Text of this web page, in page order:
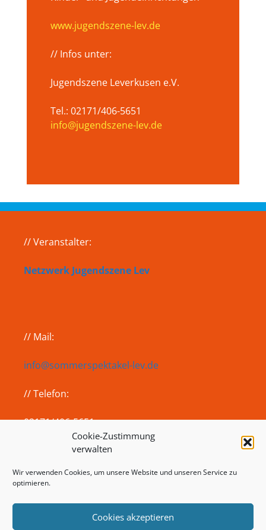
Cookie-Zustimmung
verwalten
Wir verwenden Cookies, um unsere Website und unseren Service zu
optimieren.
Cookies akzeptieren
www.jugendszene-lev.de
// Infos unter:
Jugendszene Leverkusen e.V.
Tel.: 02171/406-5651
info@jugendszene-lev.de
// Veranstalter:
Netzwerk Jugendszene Lev
// Mail:
info@sommerspektakel-lev.de
// Telefon:
02171/406-5651
Impressum
Datenschutz